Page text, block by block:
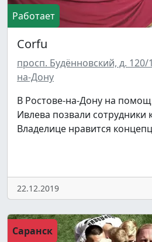
Работает
Corfu
просп. Будённовский, д. 120/
на-Дону
В Ростове-на-Дону на
Ивлева позвали сотрудники
Владелице нравится
22.12.2019
Саранск